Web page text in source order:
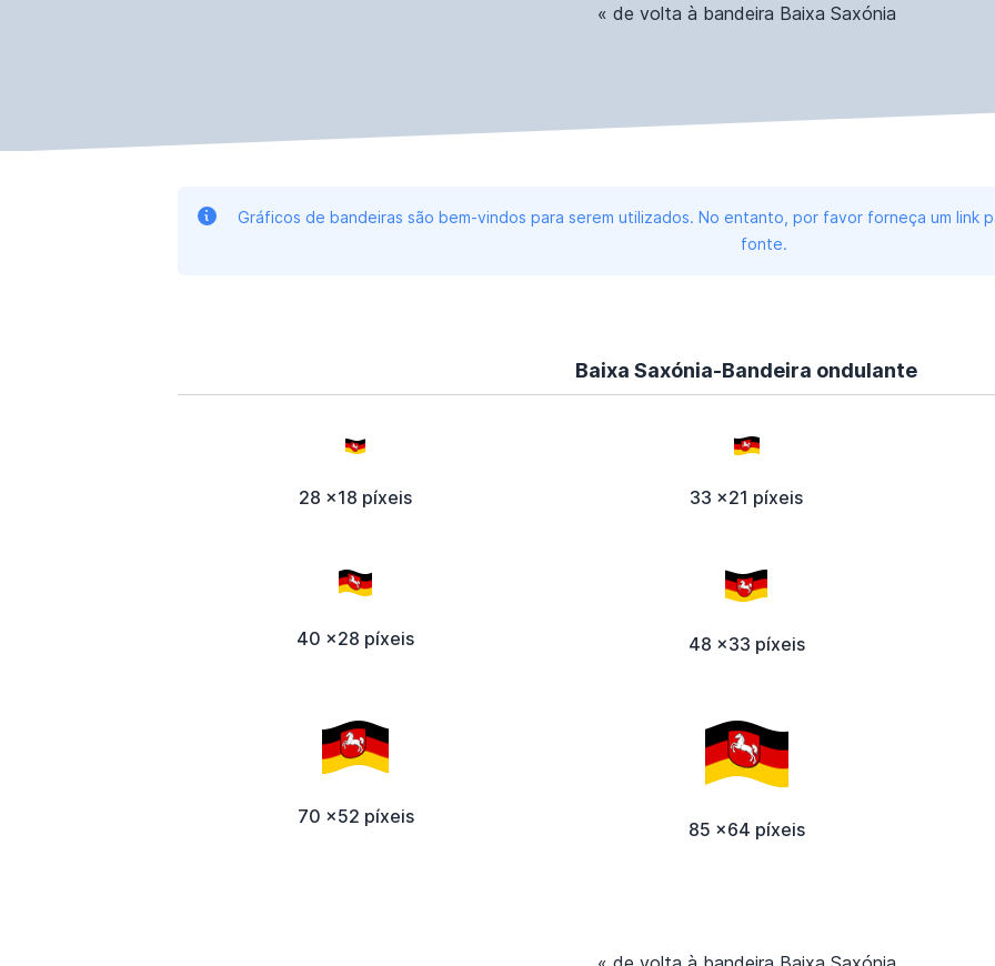
« de volta à bandeira Baixa Saxónia
Gráficos de bandeiras são bem-vindos para serem utilizados. No entanto, por favor forneça um link
fonte.
Baixa Saxónia-Bandeira ondulante
28 x18 píxeis 33 x21 píxeis
40 x28 píxeis 48 x33 píxeis
70 x52 píxeis
85 x64 píxeis